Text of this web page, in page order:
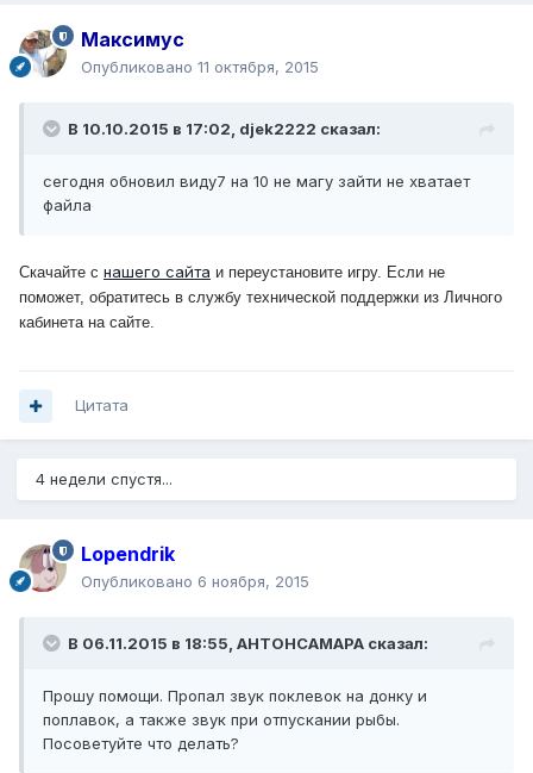
Максимус
Опубликовано 11 октября, 2015
В 10.10.2015 в 17:02, djek2222 сказал:
сегодня обновил виду7 на 10 не магу зайти не хватает
файла
Скачайте с нашего сайта и переустановите игру. Если не
поможет, обратитесь в службу технической поддержки из Личного
кабинета на сайте.
Цитата
4 недели спустя...
Lopendrik
Опубликовано 6 ноября, 2015
В 06.11.2015 в 18:55, АНТОНСАМАРА сказал:
Прошу помощи. Пропал звук поклевок на донку и
поплавок, а также звук при отпускании рыбы.
Посоветуйте что делать?